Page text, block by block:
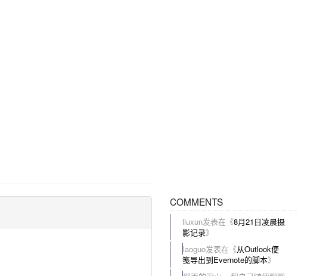
COMMENTS
liuxun发表在《8月21日凌晨摄
影记录》
laoguo发表在《从Outlook便
笺导出到Evernote的脚本》